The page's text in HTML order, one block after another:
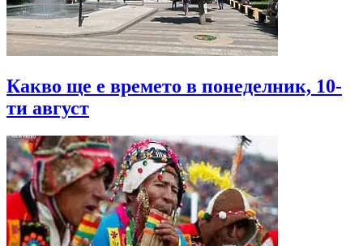
Какво ще е времето в понеделник, 10-
ти август